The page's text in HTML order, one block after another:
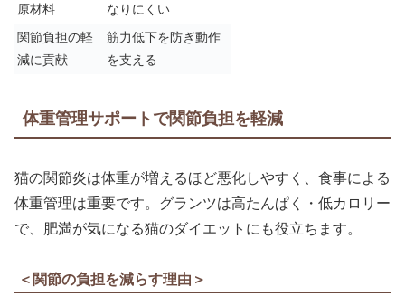
原材料
なりにくい
関節負担の軽
減に貢献
筋力低下を防ぎ動作
を支える
体重管理サポートで関節負担を軽減
猫の関節炎は体重が増えるほど悪化しやすく、食事による
体重管理は重要です。グランツは高たんぱく・低カロリー
で、肥満が気になる猫のダイエットにも役立ちます。
＜関節の負担を減らす理由＞